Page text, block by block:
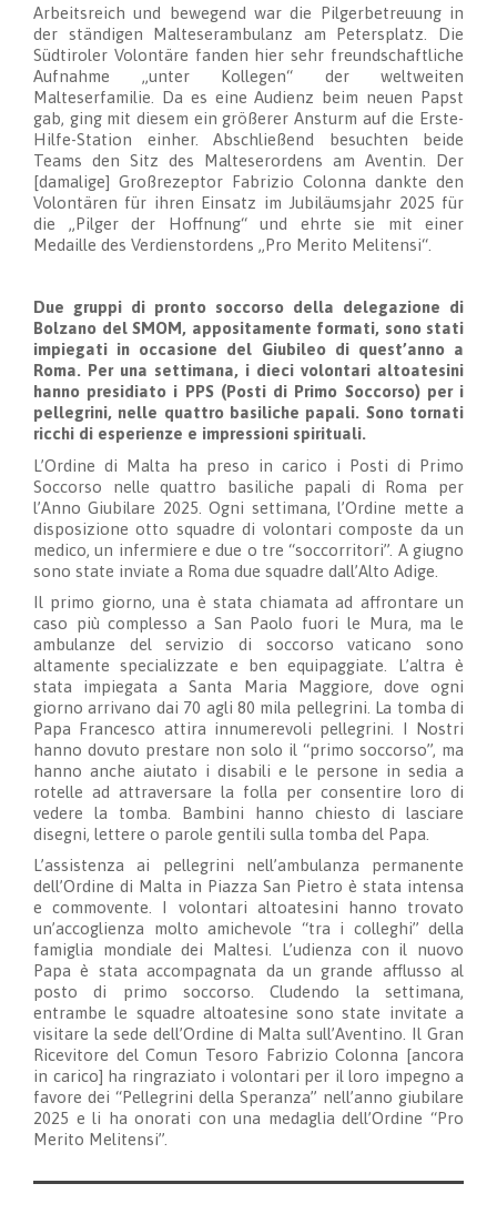
Arbeitsreich und bewegend war die Pilgerbetreuung in
der ständigen Malteserambulanz am Petersplatz. Die
Südtiroler Volontäre fanden hier sehr freundschaftliche
Aufnahme „unter Kollegen“ der weltweiten
Malteserfamilie. Da es eine Audienz beim neuen Papst
gab, ging mit diesem ein größerer Ansturm auf die Erste-
Hilfe-Station einher. Abschließend besuchten beide
Teams den Sitz des Malteserordens am Aventin. Der
[damalige] Großrezeptor Fabrizio Colonna dankte den
Volontären für ihren Einsatz im Jubiläumsjahr 2025 für
die „Pilger der Hoffnung“ und ehrte sie mit einer
Medaille des Verdienstordens „Pro Merito Melitensi“.
Due gruppi di pronto soccorso della delegazione di
Bolzano del SMOM, appositamente formati, sono stati
impiegati in occasione del Giubileo di quest’anno a
Roma. Per una settimana, i dieci volontari altoatesini
hanno presidiato i PPS (Posti di Primo Soccorso) per i
pellegrini, nelle quattro basiliche papali. Sono tornati
ricchi di esperienze e impressioni spirituali.
L’Ordine di Malta ha preso in carico i Posti di Primo
Soccorso nelle quattro basiliche papali di Roma per
l’Anno Giubilare 2025. Ogni settimana, l’Ordine mette a
disposizione otto squadre di volontari composte da un
medico, un infermiere e due o tre “soccorritori”. A giugno
sono state inviate a Roma due squadre dall’Alto Adige.
Il primo giorno, una è stata chiamata ad affrontare un
caso più complesso a San Paolo fuori le Mura, ma le
ambulanze del servizio di soccorso vaticano sono
altamente specializzate e ben equipaggiate. L’altra è
stata impiegata a Santa Maria Maggiore, dove ogni
giorno arrivano dai 70 agli 80 mila pellegrini. La tomba di
Papa Francesco attira innumerevoli pellegrini. I Nostri
hanno dovuto prestare non solo il “primo soccorso”, ma
hanno anche aiutato i disabili e le persone in sedia a
rotelle ad attraversare la folla per consentire loro di
vedere la tomba. Bambini hanno chiesto di lasciare
disegni, lettere o parole gentili sulla tomba del Papa.
L’assistenza ai pellegrini nell’ambulanza permanente
dell’Ordine di Malta in Piazza San Pietro è stata intensa
e commovente. I volontari altoatesini hanno trovato
un’accoglienza molto amichevole “tra i colleghi” della
famiglia mondiale dei Maltesi. L’udienza con il nuovo
Papa è stata accompagnata da un grande afflusso al
posto di primo soccorso. Cludendo la settimana,
entrambe le squadre altoatesine sono state invitate a
visitare la sede dell’Ordine di Malta sull’Aventino. Il Gran
Ricevitore del Comun Tesoro Fabrizio Colonna [ancora
in carico] ha ringraziato i volontari per il loro impegno a
favore dei “Pellegrini della Speranza” nell’anno giubilare
2025 e li ha onorati con una medaglia dell’Ordine “Pro
Merito Melitensi”.